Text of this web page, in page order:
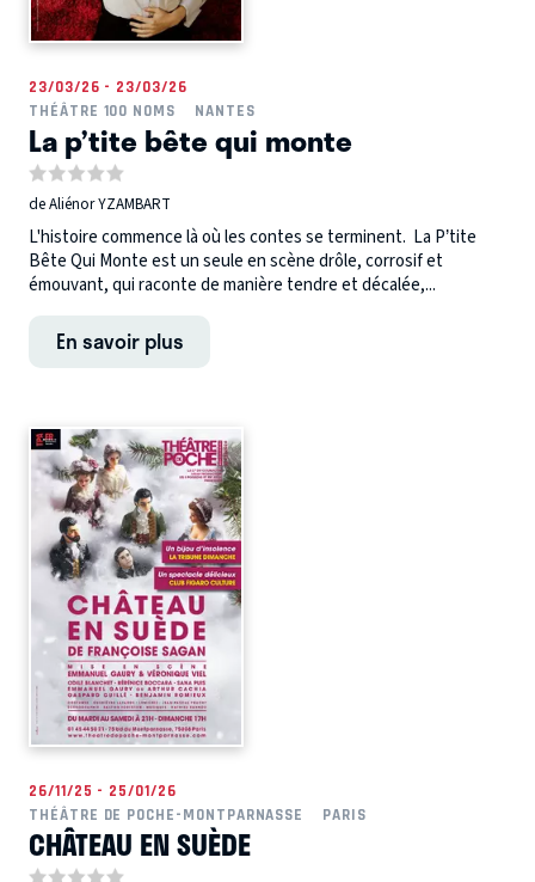
23/03/26 - 23/03/26
THÉÂTRE 100 NOMS
NANTES
La p’tite bête qui monte
de Aliénor YZAMBART
L'histoire commence là où les contes se terminent. La P’tite
Bête Qui Monte est un seule en scène drôle, corrosif et
émouvant, qui raconte de manière tendre et décalée,...
En savoir plus
26/11/25 - 25/01/26
THÉÂTRE DE POCHE-MONTPARNASSE
PARIS
CHÂTEAU EN SUÈDE